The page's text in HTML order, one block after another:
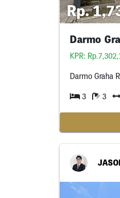
Rp.
KPR:
Darmo Graha
3 3